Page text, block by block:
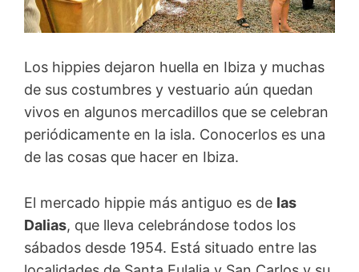
Los hippies dejaron huella en Ibiza y muchas
de sus costumbres y vestuario aún quedan
vivos en algunos mercadillos que se celebran
periódicamente en la isla. Conocerlos es una
de las cosas que hacer en Ibiza.
El mercado hippie más antiguo es de las
Dalias, que lleva celebrándose todos los
sábados desde 1954. Está situado entre las